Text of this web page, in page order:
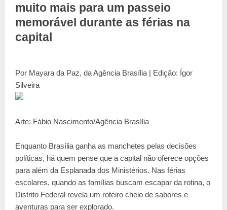
muito mais para um passeio
memorável durante as férias na
capital
Por Mayara da Paz, da Agência Brasília | Edição: Ígor
Silveira
Arte: Fábio Nascimento/Agência Brasília
Enquanto Brasília ganha as manchetes pelas decisões
políticas, há quem pense que a capital não oferece opções
para além da Esplanada dos Ministérios. Nas férias
escolares, quando as famílias buscam escapar da rotina, o
Distrito Federal revela um roteiro cheio de sabores e
aventuras para ser explorado.